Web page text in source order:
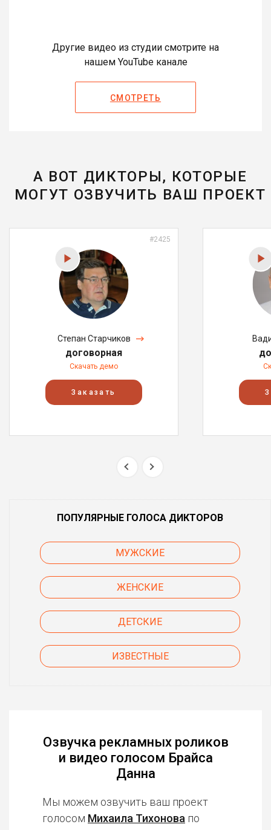
Другие видео из студии смотрите на
нашем YouTube канале
СМОТРЕТЬ
А ВОТ ДИКТОРЫ, КОТОРЫЕ
МОГУТ ОЗВУЧИТЬ ВАШ ПРОЕКТ
#2425
Степан Старчиков
договорная
Скачать демо
Заказать
ПОПУЛЯРНЫЕ ГОЛОСА ДИКТОРОВ
МУЖСКИЕ
ЖЕНСКИЕ
ДЕТСКИЕ
ИЗВЕСТНЫЕ
Озвучка рекламных роликов
и видео голосом Брайса
Данна
Мы можем озвучить ваш проект
голосом Михаила Тихонова по